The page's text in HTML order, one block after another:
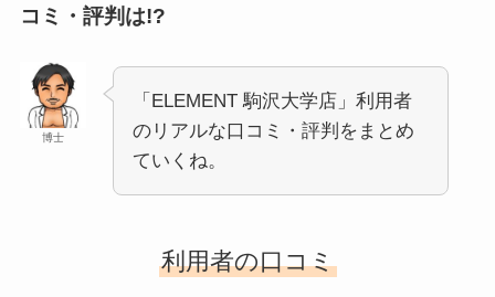
コミ・評判は!?
博士
「ELEMENT 駒沢大学店」利用者
のリアルな口コミ・評判をまとめ
ていくね。
利用者の口コミ